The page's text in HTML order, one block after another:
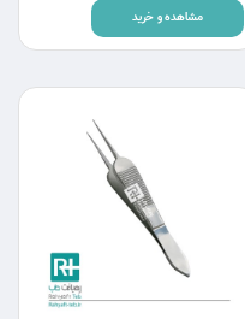
مشاهده و خرید